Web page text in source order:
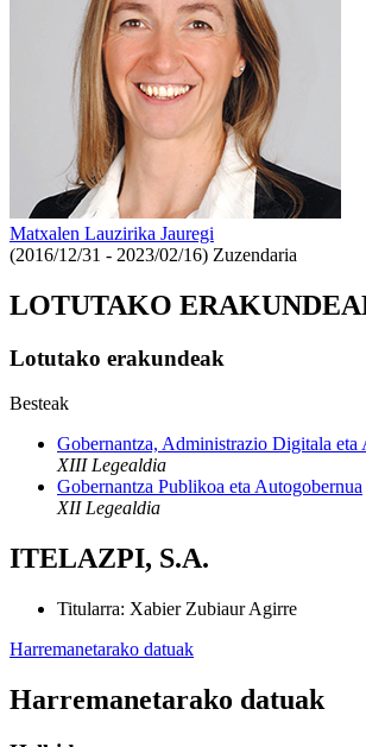
Matxalen Lauzirika Jauregi
(2016/12/31 - 2023/02/16) Zuzendaria
LOTUTAKO
Lotutako erakundeak
Besteak
Gobernantza, Administrazio Digitala eta
XIII Legealdia
Gobernantza Publikoa eta Autogobernua
XII Legealdia
ITELAZPI, S.A.
Titularra: Xabier Zubiaur Agirre
Harremanetarako datuak
Harremanetarako datuak